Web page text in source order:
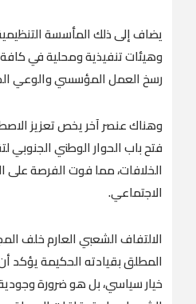
يضاف إلى ذلك المأسسة
وهيئات تنفيذية ومحلية في
رسخ العمل المؤسسي والوعي
وهناك عنصر آخر يخص تعزيز
فتح باب الحوار الوطني الجنوبي
الخلافات، مما فوت الفرصة على
الاجتماعي.
الالتفاف الشعبي العارم خلف
المطلق بقيادته الحكيمة يؤكد
خيار سياسي، بل هو ضرورة